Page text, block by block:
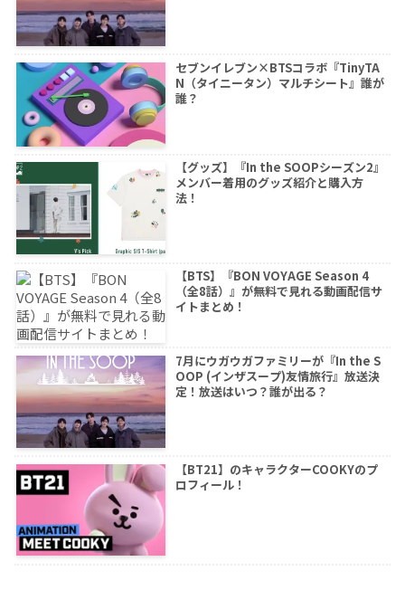
セブンイレブン×BTSコラボ『TinyTA
N（タイニータン）マルチシート』誰が
誰？
【グッズ】『In the SOOPシーズン2』
メンバー着用のグッズ紹介と購入方
法！
【BTS】『BON VOYAGE Season 4
（全8話）』が無料で見れる動画配信サ
イトまとめ！
7月にウガウガファミリーが『In the S
OOP (インザスープ)友情旅行』放送決
定！放送はいつ？誰が出る？
【BT21】のキャラクターCOOKYのプ
ロフィール！